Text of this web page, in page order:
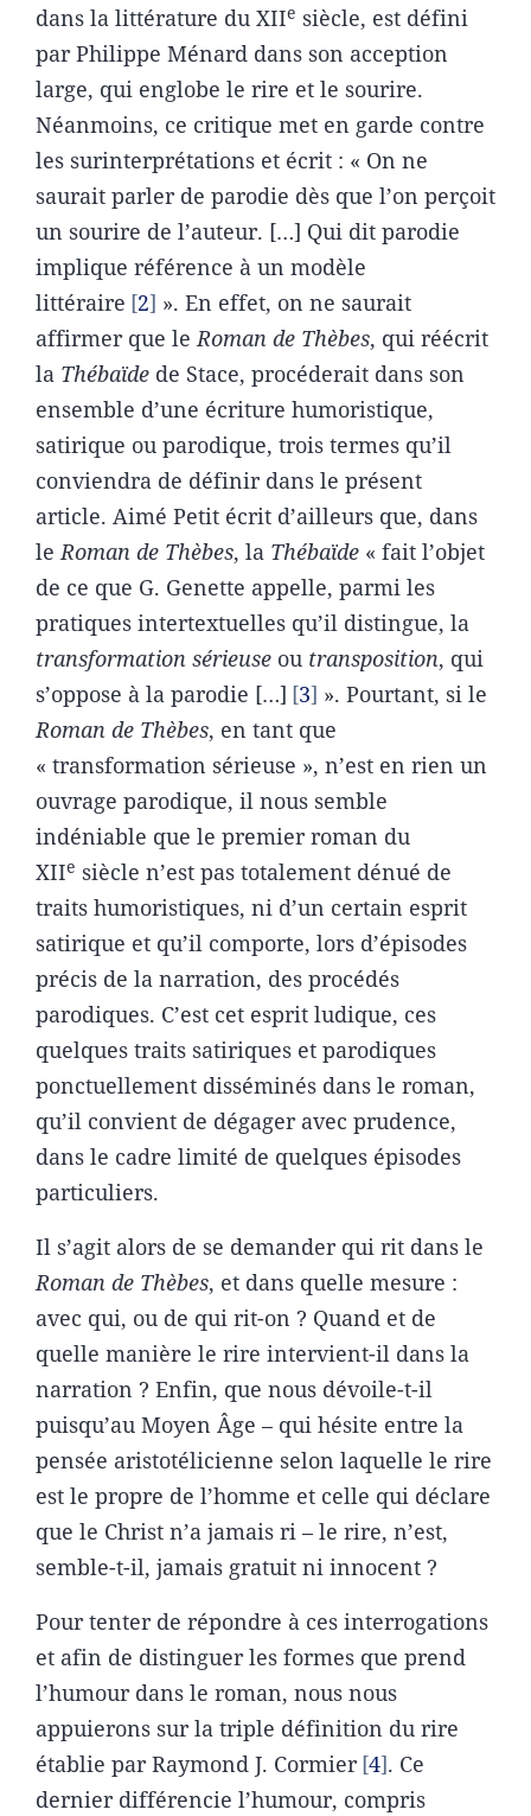
dans la littérature du XIIe siècle, est défini
par Philippe Ménard dans son acception
large, qui englobe le rire et le sourire.
Néanmoins, ce critique met en garde contre
les surinterprétations et écrit : « On ne
saurait parler de parodie dès que l’on perçoit
un sourire de l’auteur. […] Qui dit parodie
implique référence à un modèle
littéraire 2 ». En effet, on ne saurait
affirmer que leRoman de Thèbes, qui réécrit
la Thébaïde de Stace, procéderait dans son
ensemble d’une écriture humoristique,
satirique ou parodique, trois termes qu’il
conviendra de définir dans le présent
article. Aimé Petit écrit d’ailleurs que, dans
leRoman de Thèbes, la Thébaïde « fait l’objet
de ce que G. Genette appelle, parmi les
pratiques intertextuelles qu’il distingue, la
transformation sérieuse ou transposition, qui
s’oppose à la parodie […] 3 ». Pourtant, si le
Roman de Thèbes, en tant que
« transformation sérieuse », n’est en rien un
ouvrage parodique, il nous semble
indéniable que le premier roman du
XIIe siècle n’est pas totalement dénué de
traits humoristiques, ni d’un certain esprit
satirique et qu’il comporte, lors d’épisodes
précis de la narration, des procédés
parodiques. C’est cet esprit ludique, ces
quelques traits satiriques et parodiques
ponctuellement disséminés dans le roman,
qu’il convient de dégager avec prudence,
dans le cadre limité de quelques épisodes
particuliers.
Il s’agit alors de se demander qui rit dans le
Roman de Thèbes, et dans quelle mesure :
avec qui, ou de qui rit-on ? Quand et de
quelle manière le rire intervient-il dans la
narration ? Enfin, que nous dévoile-t-il
puisqu’au Moyen Âge – qui hésite entre la
pensée aristotélicienne selon laquelle le rire
est le propre de l’homme et celle qui déclare
que le Christ n’a jamais ri – le rire, n’est,
semble-t-il, jamais gratuit ni innocent ?
Pour tenter de répondre à ces interrogations
et afin de distinguer les formes que prend
l’humour dans le roman, nous nous
appuierons sur la triple définition du rire
établie par Raymond J. Cormier 4 . Ce
dernier différencie l’humour, compris